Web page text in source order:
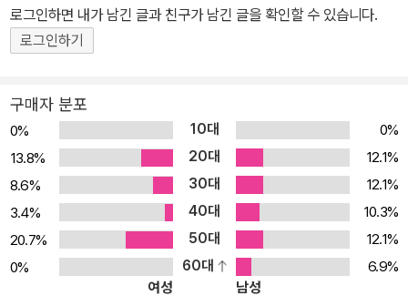
로그인하면 내가 남긴 글과 친구가 남긴 글을 확인할 수 있습니다.
로그인하기
구매자 분포
0% 10대
0%
13.8%
20대
12.1%
8.6%
30대
12.1%
3.4%
40대
10.3%
20.7%
50대
12.1%
0%
60대
6.9%
여성
남성